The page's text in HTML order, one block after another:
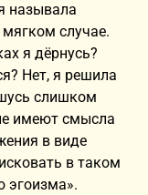
называла
случае.
я дёрнусь?
Нет, я решила
слишком
имеют смысла
в виде
в таком
эгоизма».